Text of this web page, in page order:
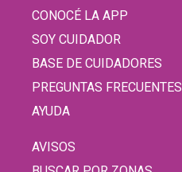
CONOCÉ LA APP
SOY CUIDADOR
BASE DE CUIDADORES
PREGUNTAS FRECUENTES
AYUDA
AVISOS